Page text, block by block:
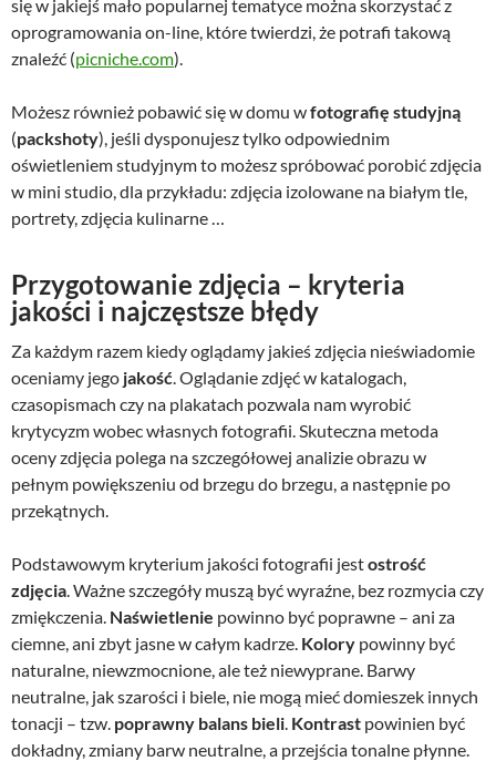
się w jakiejś mało popularnej tematyce można skorzystać z
oprogramowania on-line, które twierdzi, że potrafi takową
znaleźć (picniche.com).
Możesz również pobawić się w domu wfotografię studyjną
(packshoty), jeśli dysponujesz tylko odpowiednim
oświetleniem studyjnym to możesz spróbować porobić zdjęcia
w mini studio, dla przykładu: zdjęcia izolowane na białym tle,
portrety, zdjęcia kulinarne …
Przygotowanie zdjęcia – kryteria
jakości i najczęstsze błędy
Za każdym razem kiedy oglądamy jakieś zdjęcia nieświadomie
oceniamy jego jakość. Oglądanie zdjęć w katalogach,
czasopismach czy na plakatach pozwala nam wyrobić
krytycyzm wobec własnych fotografii. Skuteczna metoda
oceny zdjęcia polega na szczegółowej analizie obrazu w
pełnym powiększeniu od brzegu do brzegu, a następnie po
przekątnych.
Podstawowym kryterium jakości fotografii jestostrość
zdjęcia. Ważne szczegóły muszą być wyraźne, bez rozmycia czy
zmiękczenia. Naświetlenie powinno być poprawne – ani za
ciemne, ani zbyt jasne w całym kadrze. Kolory powinny być
naturalne, niewzmocnione, ale też niewyprane. Barwy
neutralne, jak szarości i biele, nie mogą mieć domieszek innych
tonacji – tzw. poprawny balans bieli. Kontrast powinien być
dokładny, zmiany barw neutralne, a przejścia tonalne płynne.